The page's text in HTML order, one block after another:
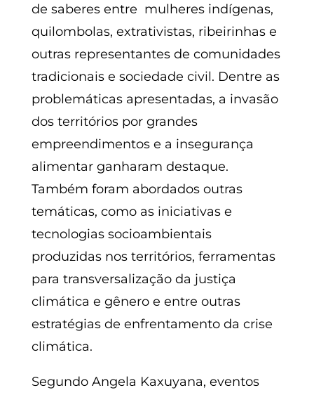
de saberes entre mulheres indígenas,
quilombolas, extrativistas, ribeirinhas e
outras representantes de comunidades
tradicionais e sociedade civil. Dentre as
problemáticas apresentadas, a invasão
dos territórios por grandes
empreendimentos e a insegurança
alimentar ganharam destaque.
Também foram abordados outras
temáticas, como as iniciativas e
tecnologias socioambientais
produzidas nos territórios, ferramentas
para transversalização da justiça
climática e gênero e entre outras
estratégias de enfrentamento da crise
climática.
Segundo Angela Kaxuyana, eventos